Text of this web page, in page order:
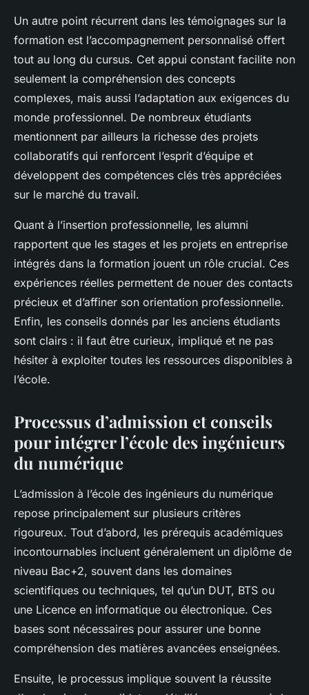
Un autre point récurrent dans les témoignages sur la
formation est l’accompagnement personnalisé offert
tout au long du cursus. Cet appui constant facilite non
seulement la compréhension des concepts
complexes, mais aussi l’adaptation aux exigences du
monde professionnel. De nombreux étudiants
mentionnent par ailleurs la richesse des projets
collaboratifs qui renforcent l’esprit d’équipe et
développent des compétences clés très appréciées
sur le marché du travail.
Quant à l’insertion professionnelle, les alumni
rapportent que les stages et les projets en entreprise
intégrés dans la formation jouent un rôle crucial. Ces
expériences réelles permettent de nouer des contacts
précieux et d’affiner son orientation professionnelle.
Enfin, les conseils donnés par les anciens étudiants
sont clairs : il faut être curieux, impliqué et ne pas
hésiter à exploiter toutes les ressources disponibles à
l’école.
Processus d’admission et conseils
pour intégrer l’école des ingénieurs
du numérique
L’admission à l’école des ingénieurs du numérique
repose principalement sur plusieurs critères
rigoureux. Tout d’abord, les prérequis académiques
incontournables incluent généralement un diplôme de
niveau Bac+2, souvent dans les domaines
scientifiques ou techniques, tel qu’un DUT, BTS ou
une Licence en informatique ou électronique. Ces
bases sont nécessaires pour assurer une bonne
compréhension des matières avancées enseignées.
Ensuite, le processus implique souvent la réussite